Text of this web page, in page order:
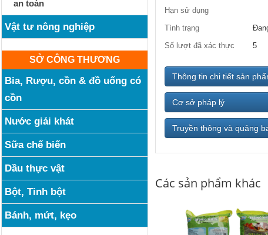
an toàn
Vật tư nông nghiệp
SỞ CÔNG THƯƠNG
Bia, Rượu, cồn & đồ uống có
cồn
Nước giải khát
Sữa chế biến
Dầu thực vật
Bột, Tinh bột
Bánh, mứt, kẹo
Hạn sử dụng
Tình trạng
Số lượt đã xác thực
5
Thông tin chi tiết sản
Cơ sở pháp lý
Truyền thông và quảng
Các sản phẩm khác